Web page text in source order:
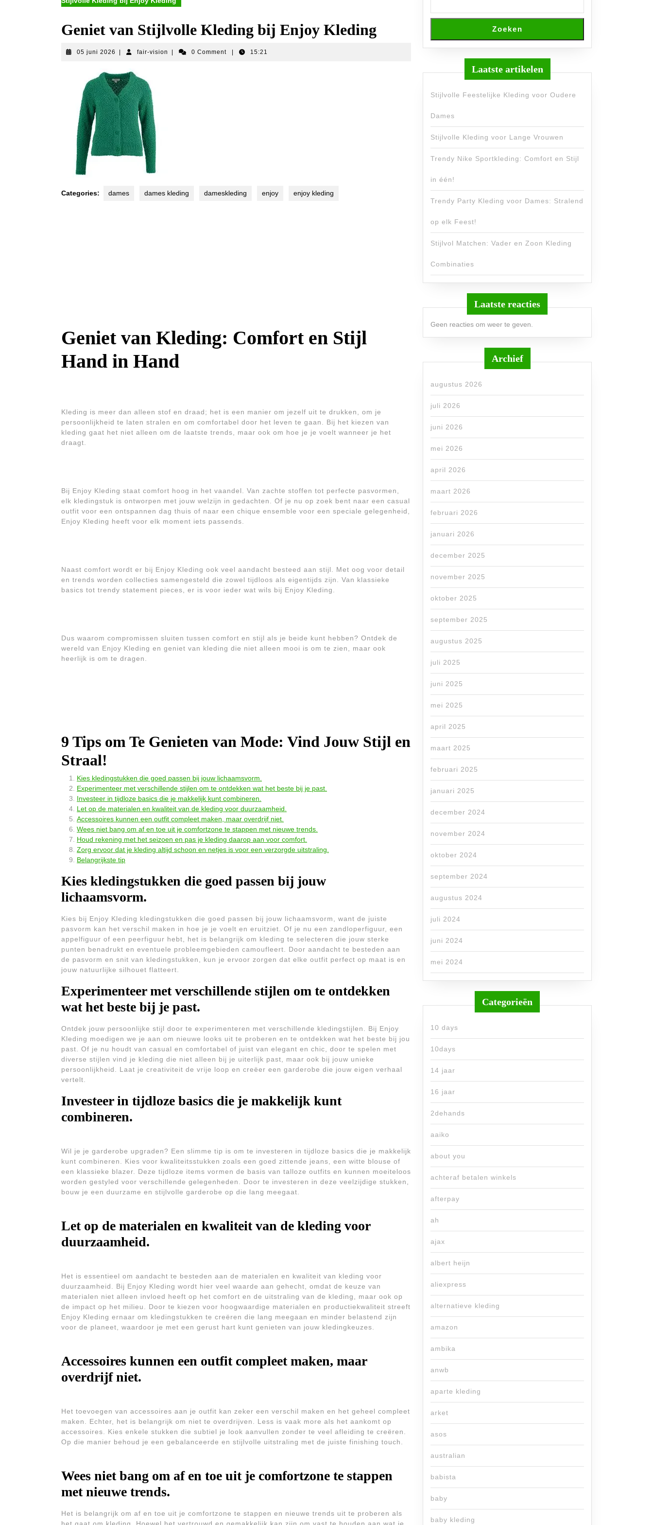
Geniet van Stijlvolle Kleding bij Enjoy Kleding
05 juni 2026 05
fair-vision fair-
0 Comment 15:21
Categories: dames dames kleding dameskleding enjoy enjoy kleding
Geniet van Kleding: Comfort en Stijl
Hand in Hand
Kleding is meer dan alleen stof en draad; het is een manier om jezelf uit te drukken, om je
persoonlijkheid te laten stralen en om comfortabel door het leven te gaan. Bij het kiezen van
kleding gaat het niet alleen om de laatste trends, maar ook om hoe je je voelt wanneer je het
draagt.
Bij Enjoy Kleding staat comfort hoog in het vaandel. Van zachte stoffen tot perfecte pasvormen,
elk kledingstuk is ontworpen met jouw welzijn in gedachten. Of je nu op zoek bent naar een casual
outfit voor een ontspannen dag thuis of naar een chique ensemble voor een speciale gelegenheid,
Enjoy Kleding heeft voor elk moment iets passends.
Naast comfort wordt er bij Enjoy Kleding ook veel aandacht besteed aan stijl. Met oog voor detail
en trends worden collecties samengesteld die zowel tijdloos als eigentijds zijn. Van klassieke
basics tot trendy statement pieces, er is voor ieder wat wils bij Enjoy Kleding.
Dus waarom compromissen sluiten tussen comfort en stijl als je beide kunt hebben? Ontdek de
wereld van Enjoy Kleding en geniet van kleding die niet alleen mooi is om te zien, maar ook
heerlijk is om te dragen.
9 Tips om Te Genieten van Mode: Vind Jouw Stijl en
Straal!
Kies kledingstukken die goed passen bij jouw lichaamsvorm.
Experimenteer met verschillende stijlen om te ontdekken wat het beste bij je past.
Investeer in tijdloze basics die je makkelijk kunt combineren.
Let op de materialen en kwaliteit van de kleding voor duurzaamheid.
Accessoires kunnen een outfit compleet maken, maar overdrijf niet.
Wees niet bang om af en toe uit je comfortzone te stappen met nieuwe trends.
Houd rekening met het seizoen en pas je kleding daarop aan voor comfort.
Zorg ervoor dat je kleding altijd schoon en netjes is voor een verzorgde uitstraling.
Belangrijkste tip
Kies kledingstukken die goed passen bij jouw
lichaamsvorm.
Kies bij Enjoy Kleding kledingstukken die goed passen bij jouw lichaamsvorm, want de juiste
pasvorm kan het verschil maken in hoe je je voelt en eruitziet. Of je nu een zandloperfiguur, een
appelfiguur of een peerfiguur hebt, het is belangrijk om kleding te selecteren die jouw sterke
punten benadrukt en eventuele probleemgebieden camoufleert. Door aandacht te besteden aan
de pasvorm en snit van kledingstukken, kun je ervoor zorgen dat elke outfit perfect op maat is en
jouw natuurlijke silhouet flatteert.
Experimenteer met verschillende stijlen om te ontdekken
wat het beste bij je past.
Ontdek jouw persoonlijke stijl door te experimenteren met verschillende kledingstijlen. Bij Enjoy
Kleding moedigen we je aan om nieuwe looks uit te proberen en te ontdekken wat het beste bij jou
past. Of je nu houdt van casual en comfortabel of juist van elegant en chic, door te spelen met
diverse stijlen vind je kleding die niet alleen bij je uiterlijk past, maar ook bij jouw unieke
persoonlijkheid. Laat je creativiteit de vrije loop en creëer een garderobe die jouw eigen verhaal
vertelt.
Investeer in tijdloze basics die je makkelijk kunt
combineren.
Wil je je garderobe upgraden? Een slimme tip is om te investeren in tijdloze basics die je makkelijk
kunt combineren. Kies voor kwaliteitsstukken zoals een goed zittende jeans, een witte blouse of
een klassieke blazer. Deze tijdloze items vormen de basis van talloze outfits en kunnen moeiteloos
worden gestyled voor verschillende gelegenheden. Door te investeren in deze veelzijdige stukken,
bouw je een duurzame en stijlvolle garderobe op die lang meegaat.
Let op de materialen en kwaliteit van de kleding voor
duurzaamheid.
Het is essentieel om aandacht te besteden aan de materialen en kwaliteit van kleding voor
duurzaamheid. Bij Enjoy Kleding wordt hier veel waarde aan gehecht, omdat de keuze van
materialen niet alleen invloed heeft op het comfort en de uitstraling van de kleding, maar ook op
de impact op het milieu. Door te kiezen voor hoogwaardige materialen en productiekwaliteit streeft
Enjoy Kleding ernaar om kledingstukken te creëren die lang meegaan en minder belastend zijn
voor de planeet, waardoor je met een gerust hart kunt genieten van jouw kledingkeuzes.
Accessoires kunnen een outfit compleet maken, maar
overdrijf niet.
Het toevoegen van accessoires aan je outfit kan zeker een verschil maken en het geheel compleet
maken. Echter, het is belangrijk om niet te overdrijven. Less is vaak more als het aankomt op
accessoires. Kies enkele stukken die subtiel je look aanvullen zonder te veel afleiding te creëren.
Op die manier behoud je een gebalanceerde en stijlvolle uitstraling met de juiste finishing touch.
Wees niet bang om af en toe uit je comfortzone te stappen
met nieuwe trends.
Het is belangrijk om af en toe uit je comfortzone te stappen en nieuwe trends uit te proberen als
Zoeken
Laatste artikelen
Stijlvolle Feestelijke Kleding voor Oudere
Dames
Stijlvolle Kleding voor Lange Vrouwen
Trendy Nike Sportkleding: Comfort en Stijl
in één!
Trendy Party Kleding voor Dames: Stralend
op elk Feest!
Stijlvol Matchen: Vader en Zoon Kleding
Combinaties
Laatste reacties
Geen reacties om weer te geven.
Archief
augustus 2026
juli 2026
juni 2026
mei 2026
april 2026
maart 2026
februari 2026
januari 2026
december 2025
november 2025
oktober 2025
september 2025
augustus 2025
juli 2025
juni 2025
mei 2025
april 2025
maart 2025
februari 2025
januari 2025
december 2024
november 2024
oktober 2024
september 2024
augustus 2024
juli 2024
juni 2024
mei 2024
Categorieën
10 days
10days
14 jaar
16 jaar
2dehands
aaiko
about you
achteraf betalen winkels
afterpay
ah
ajax
albert heijn
aliexpress
alternatieve kleding
amazon
ambika
anwb
aparte kleding
arket
asos
australian
babista
baby
baby kleding